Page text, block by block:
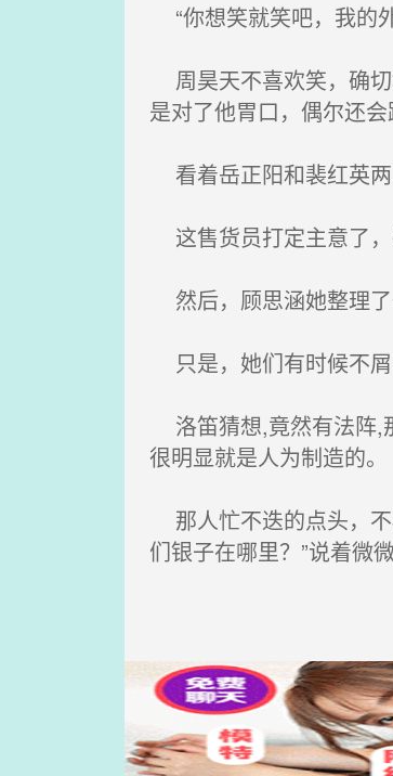
“你想笑就笑吧，我的
周昊天不喜欢笑，确
是对了他胃口，偶尔还会
看着岳正阳和裴红英两
这售货员打定主意了，
然后，顾思涵她整理了
只是，她们有时候不
洛笛猜想,竟然有法阵,
很明显就是人为制造的。
那人忙不迭的点头，不
们银子在哪里？”说着微